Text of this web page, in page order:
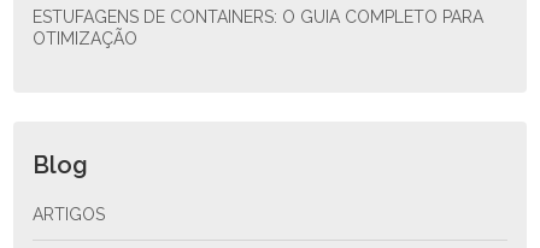
ESTUFAGENS DE CONTAINERS: O GUIA COMPLETO PARA
OTIMIZAÇÃO
Blog
ARTIGOS